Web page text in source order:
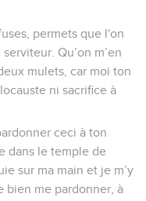
permets que l'on
Qu’on m’en
mulets, car moi ton
ni sacrifice à
ceci à ton
dans le temple de
sur ma main et je m’y
bien me pardonner, à